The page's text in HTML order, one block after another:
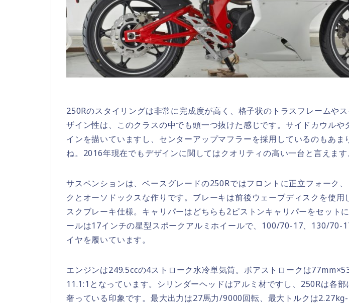
250Rのスタイリングは非常に完成度が高く、格子状のトラスフレームや
ザイン性は、このクラスの中でも頭一つ抜けた感じです。サイドカウルや
インを描いていますし、センターアップマフラーを採用しているのもあま
ね。2016年現在でもデザインに関してはクオリティの高い一台と言えます
サスペンションは、ベースグレードの250Rではフロントに正立フォーク
クとオーソドックスな作りです。ブレーキは前後ウェーブディスクを使用
スクブレーキ仕様。キャリパーはどちらも2ピストンキャリパーをセット
ールは17インチの星型スポークアルミホイールで、100/70-17、130/70-
イヤを履いています。
エンジンは249.5ccの4ストローク水冷単気筒。ボアストロークは
11.1:1となっています。シリンダーヘッドはアルミ材ですし、250Rは各
奢っている印象です。最大出力は27馬力/9000回転、最大トルクは2.27kg-